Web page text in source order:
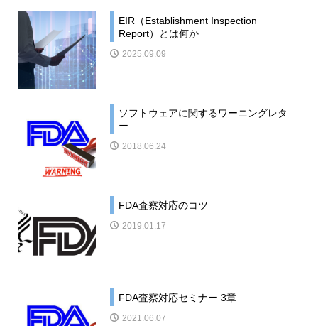
EIR（Establishment Inspection
Report）とは何か
2025.09.09
ソフトウェアに関するワーニングレタ
ー
2018.06.24
FDA査察対応のコツ
2019.01.17
FDA査察対応セミナー 3章
2021.06.07